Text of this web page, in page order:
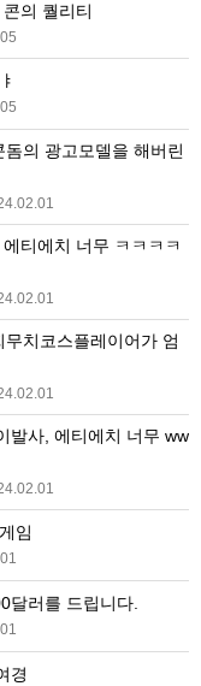
의 퀄리티
임
달러를 드립니다.
경